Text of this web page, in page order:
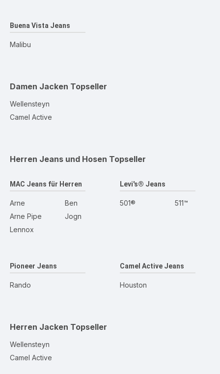
Buena Vista Jeans
Malibu
Damen Jacken Topseller
Wellensteyn
Camel Active
Herren Jeans und Hosen Topseller
MAC Jeans für Herren
Arne
Arne Pipe
Lennox
Ben
Jogn
Levi's® Jeans
501® 511™
Pioneer Jeans
Rando
Camel Active Jeans
Houston
Herren Jacken Topseller
Wellensteyn
Camel Active